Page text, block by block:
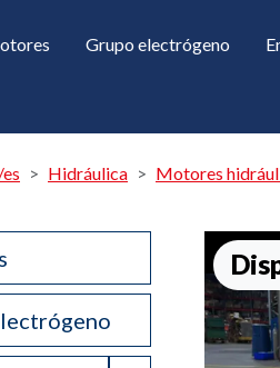
Grupo electrógeno
Hidráulica Motores